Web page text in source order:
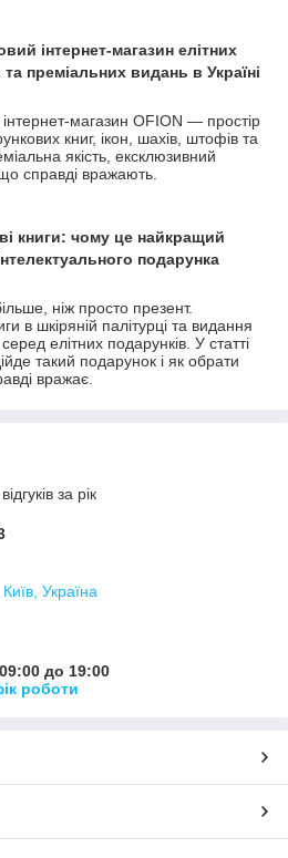
інтернет-магазин елітних
та преміальних видань в Україні
інтернет-магазин OFION — простір
книг, ікон, шахів, штофів та
якість, ексклюзивний
справді вражають.
книги: чому це найкращий
подарунка
ніж просто презент.
в шкіряній палітурці та видання
елітних подарунків. У статті
такий подарунок і як обрати
вражає.
за рік
Україна
до 19:00
роботи